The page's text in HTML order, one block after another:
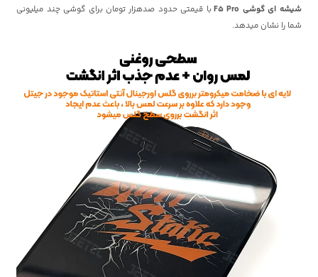
شیشه ای گوشی F5 Pro
با قیمتی حدود صدهزار تومان برای گوشی چند میلیونی
شما را نشان میدهد.